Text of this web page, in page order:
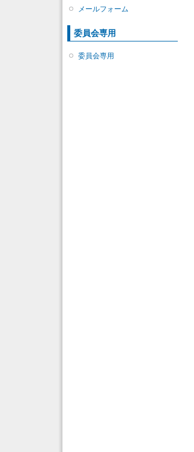
メールフォーム
委員会専用
委員会専用